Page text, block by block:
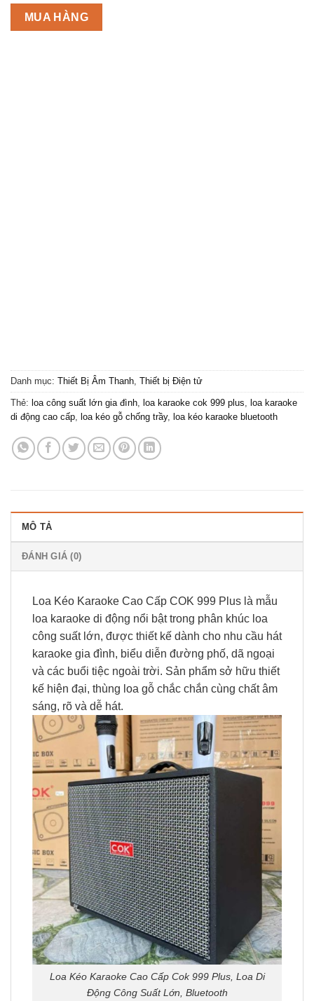
MUA HÀNG
Danh mục: Thiết Bị Âm Thanh, Thiết bị Điện tử
Thẻ: loa công suất lớn gia đình, loa karaoke cok 999 plus, loa karaoke
di động cao cấp, loa kéo gỗ chống trầy, loa kéo karaoke bluetooth
MÔ TẢ
ĐÁNH GIÁ (0)
Loa Kéo Karaoke Cao Cấp COK 999 Plus là mẫu
loa karaoke di động nổi bật trong phân khúc loa
công suất lớn, được thiết kế dành cho nhu cầu hát
karaoke gia đình, biểu diễn đường phố, dã ngoại
và các buổi tiệc ngoài trời. Sản phẩm sở hữu thiết
kế hiện đại, thùng loa gỗ chắc chắn cùng chất âm
sáng, rõ và dễ hát.
Loa Kéo Karaoke Cao Cấp Cok 999 Plus, Loa Di
Động Công Suất Lớn, Bluetooth